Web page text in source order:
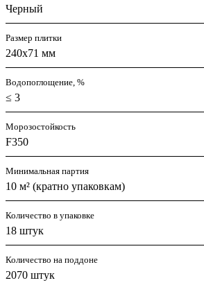
Черный
Размер плитки
240x71 мм
Водопоглощение, %
≤ 3
Морозостойкость
F350
Минимальная партия
10 м² (кратно упаковкам)
Количество в упаковке
18 штук
Количество на поддоне
2070 штук